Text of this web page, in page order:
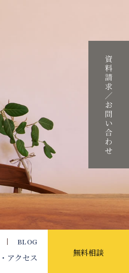
・アクセス
BLOG
無料相談